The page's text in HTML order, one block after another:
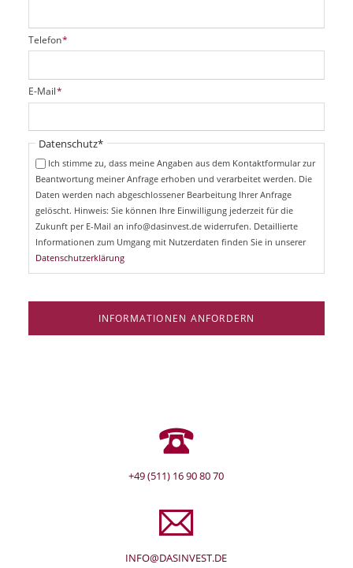
P
f
i
c
t
f
Telefon*
P
f
i
E-Mail*
Pflichtfeld
Datenschutz*
Ich stimme zu, dass meine Angaben aus dem Kontaktformular zur
Beantwortung meiner Anfrage erhoben und verarbeitet werden. Die
Daten werden nach abgeschlossener Bearbeitung Ihrer Anfrage
gelöscht. Hinweis: Sie können Ihre Einwilligung jederzeit für die
Zukunft per E-Mail an info@dasinvest.de widerrufen. Detaillierte
Informationen zum Umgang mit Nutzerdaten finden Sie in unserer
Datenschutzerklärung
INFORMATIONEN ANFORDERN
+49 (511) 16 90 80 70
INFO@DASINVEST.DE